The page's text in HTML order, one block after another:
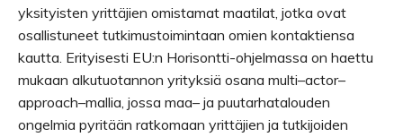
yksityisten yrittäjien omistamat maatilat, jotka ovat
osallistuneet tutkimustoimintaan omien kontaktiensa
kautta. Erityisesti EU:n Horisontti-ohjelmassa on haettu
mukaan alkutuotannon yrityksiä osana multi–actor–
approach–mallia, jossa maa– ja puutarhatalouden
ongelmia pyritään ratkomaan yrittäjien ja tutkijoiden